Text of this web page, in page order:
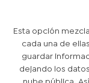
Esta opción
cada una de
guardar
dejando los